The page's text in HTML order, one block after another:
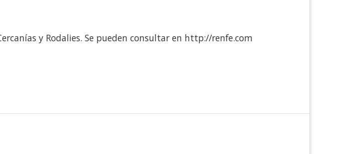
y Rodalies. Se pueden consultar en http://renfe.com